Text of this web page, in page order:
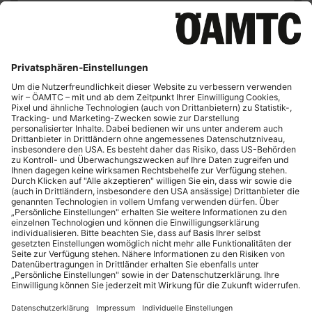
KUNDENINFORMATION
Schließen
Versicherungsvermittler:
ÖAMTC-Betriebe GmbH
1030 Wien,
Baumgasse 129
Fb-Nr.: 96287z
GISA-Zahl: 23409217